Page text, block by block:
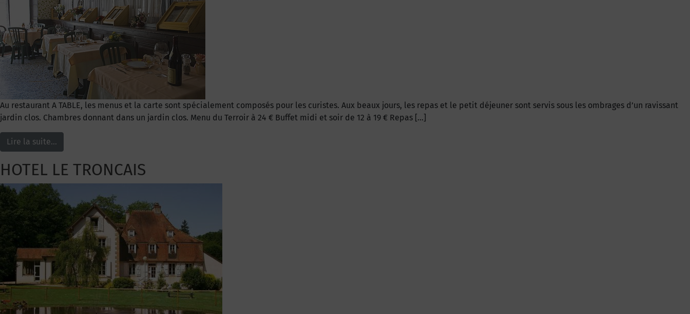
Au restaurant A TABLE, les menus et la carte sont spécialement composés pour les curistes. Aux beaux jours, les repas et le petit déjeuner sont servis sous les ombrages d’un ravissant
jardin clos. Chambres donnant dans un jardin clos. Menu du Terroir à 24 € Buffet midi et soir de 12 à 19 € Repas […]
Lire la suite…
HOTEL LE TRONCAIS